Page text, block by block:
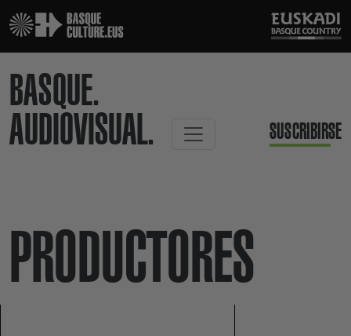
BASQUE.
AUDIOVISUAL.
SUSCRIBIRSE
PRODUCTORES